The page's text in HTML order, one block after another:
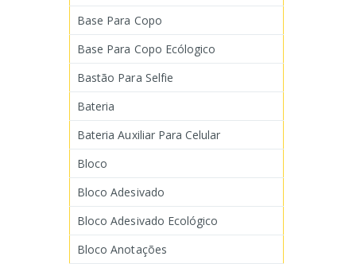
Base Para Copo
Base Para Copo Ecólogico
Bastão Para Selfie
Bateria
Bateria Auxiliar Para Celular
Bloco
Bloco Adesivado
Bloco Adesivado Ecológico
Bloco Anotações